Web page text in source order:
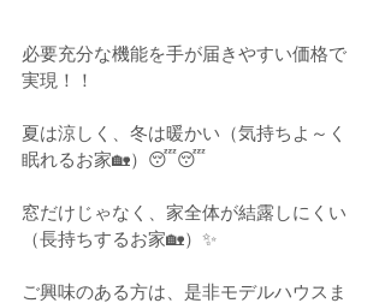
必要充分な機能を手が届きやすい価格で
実現！！
夏は涼しく、冬は暖かい（気持ちよ～く
眠れるお家🏡）😴😴
窓だけじゃなく、家全体が結露しにくい
（長持ちするお家🏡）✨
ご興味のある方は、是非モデルハウスま